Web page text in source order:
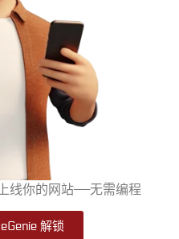
线你的网站——无需编程
解锁